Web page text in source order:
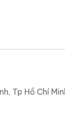
Tp Hồ Chí